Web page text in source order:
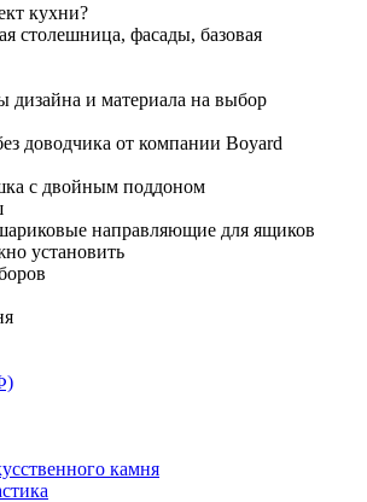
кухни?
столешница, фасады, базовая
дизайна и материала на выбор
доводчика от компании Boyard
с двойным поддоном
направляющие для ящиков
установить
камня